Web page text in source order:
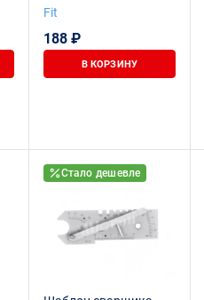
метрической резьбы
Fit
188 ₽
В КОРЗИНУ
Стало дешевле